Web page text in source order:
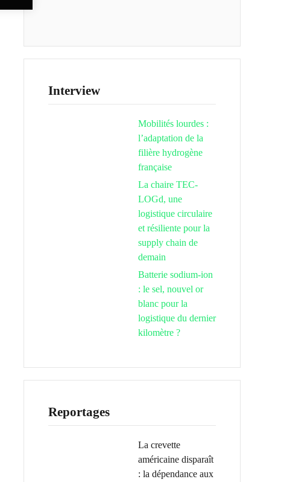
Interview
Mobilités lourdes :
l’adaptation de la
filière hydrogène
française
La chaire TEC-
LOGd, une
logistique circulaire
et résiliente pour la
supply chain de
demain
Batterie sodium-ion
: le sel, nouvel or
blanc pour la
logistique du dernier
kilomètre ?
Reportages
La crevette
américaine disparaît
: la dépendance aux